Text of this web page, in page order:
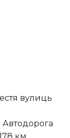
вулиць
Автодорога